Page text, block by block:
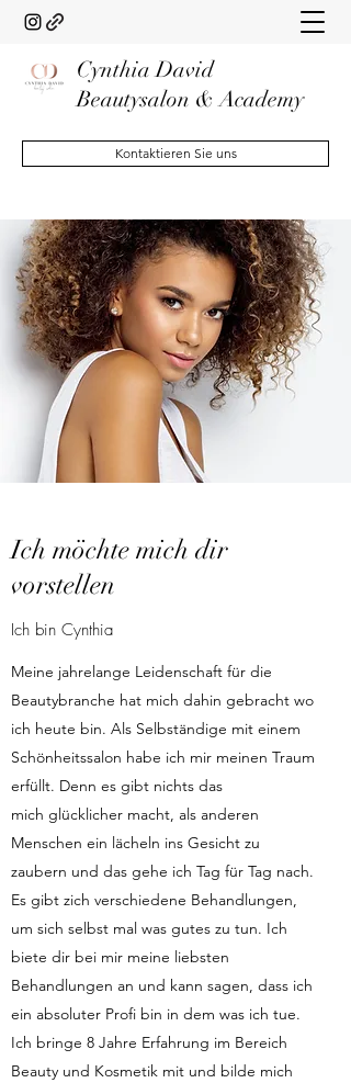
Cynthia David
Beautysalon & Academy
Kontaktieren Sie uns
Ich möchte mich dir
vorstellen
Ich bin Cynthia
Meine jahrelange Leidenschaft für die
Beautybranche hat mich dahin gebracht wo
ich heute bin. Als Selbständige mit einem
Schönheitssalon habe ich mir meinen Traum
erfüllt. Denn es gibt nichts das
mich glücklicher macht, als anderen
Menschen ein lächeln ins Gesicht zu
zaubern und das gehe ich Tag für Tag nach.
Es gibt zich verschiedene Behandlungen,
um sich selbst mal was gutes zu tun. Ich
biete dir bei mir meine liebsten
Behandlungen an und kann sagen, dass ich
ein absoluter Profi bin in dem was ich tue.
Ich bringe 8 Jahre Erfahrung im Bereich
Beauty und Kosmetik mit und bilde mich